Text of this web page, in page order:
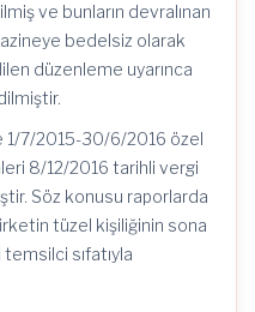
ve bunların devralınan
bedelsiz olarak
düzenleme uyarınca
7/2015-30/6/2016 özel
8/12/2016 tarihli vergi
Söz konusu raporlarda
tüzel kişiliğinin sona
sıfatıyla